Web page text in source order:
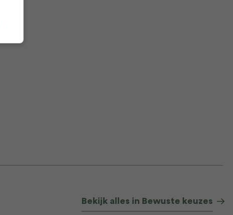
Bekijk alles in Bewuste keuzes